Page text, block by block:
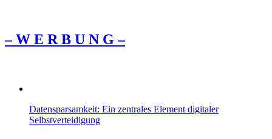
– W Ε R Β U Ν G –
Datensparsamkeit: Ein zentrales Element digitaler
Selbstverteidigung